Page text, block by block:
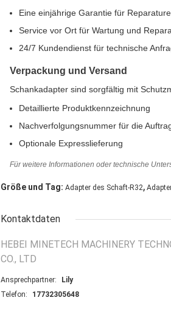
Eine einjährige Garantie für
Service vor Ort für Wartung und
24/7 Kundendienst für technische
Verpackung und Versand
Schankadapter sind sorgfältig mit
Detaillierte Produktkennzeichnung
Nachverfolgungsnummer für die
Optionale Expresslieferung
Für weitere Informationen oder technische
Größe und Tag: Adapter des Schaft-R32,
Kontaktdaten
HEBEI MINETECH MACHINERY
CO., LTD
Ansprechpartner:
Lily
Telefon:
17732305648